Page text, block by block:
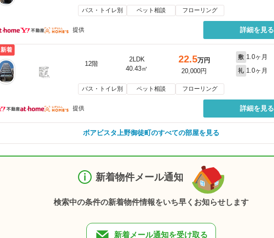
バス・トイレ別 ペット相談 フローリング
提供 詳細を見る
新着
12階
2LDK
40.43㎡
22.5万円
20,000円
敷 1.0ヶ月
礼 1.0ヶ月
バス・トイレ別 ペット相談 フローリング
提供 詳細を見る
ボアビスタ上野御徒町のすべての部屋を見る
新着物件メール通知
検索中の条件の新着物件情報をいち早くお知らせします
新着メール通知を受け取る